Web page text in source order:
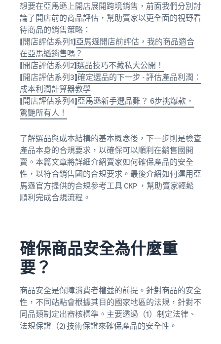
想要在亞馬遜上開店展開跨境銷售，前面我們分別討
論了開店前的商品評估，幫助賣家以更全面的視野看
待商品的銷售策略：
【開店評估系列1】亞馬遜開店前評估，我的商品適合
在亞馬遜銷售嗎？
【開店評估系列2】選品技巧不藏私大公開！
【開店評估系列3】確定選品的下一步 - 評估產品利潤：
成本利潤計算器教學
【開店評估系列4】亞馬遜新手選品難？ 6步挑爆款，
驚艷所有人！
了解選品與成本結構的基本概念後，下一步則是檢查
產品本身的合規要求，以確保可以順利在銷售國開
賣。本篇文章將詳細介紹賣家如何確保產品的安全
性，以符合銷售國的合規要求。最後介紹如何運用亞
馬遜官方提供的合規參考工具 CKP ，幫助賣家輕鬆
順利完成合規流程。
確保商品安全為什麼重
要？
商品安全是保障消費者權益的前提。針對商品的安全
性，不同站點會根據其目的國家地區的法規，針對不
同品類制定出審核標準。主要透過（1）制定法律、
法規保證（2) 技術保證來確保產品的安全性。